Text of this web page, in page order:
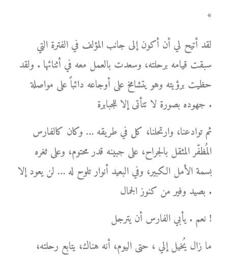
*
لقد أتيح لي أن أكون إلى جانب المؤلف في الفترة التي
سبقت قيامه برحلته، وسعدت بالعمل معه في أثنائها . ولقد
حظيت برؤيته وهو يتشامخ على أوجاعه دائباً على مواصلة
جهوده بصورة لا تتأتى إلا للجبابرة .
ثم توادعنا، وارتحلنا، كل في طريقه … وكان كالفارس
المُظفّر المثقل بالجراح، على جبينه قدر محتوم، وعلى ثغره
بسمة الأمل الكبير، وفي البعيد أنوار تلوح له … لن يعود إلا
بصيد وفير من كنوز الجمال .
نعم . يأبي الفارس أن يترجل !
ما زال يُخيل إلي ، حتى اليوم، أنه هناك، يتابع رحلته،